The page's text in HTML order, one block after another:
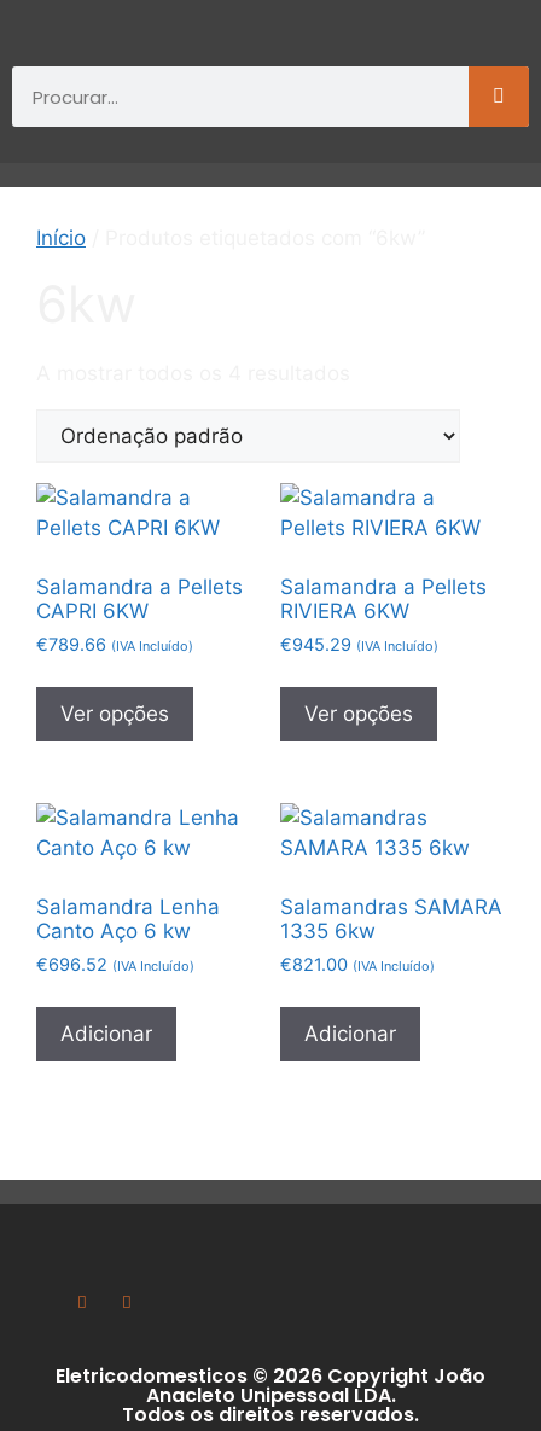
Início
Salamandra a Pellets
CAPRI 6KW
€789.66 (IVA Incluído)
Ver opções
Salamandra a Pellets
RIVIERA 6KW
€945.29 (IVA Incluído)
Ver opções
Salamandra Lenha
Canto Aço 6 kw
€696.52 (IVA Incluído)
Adicionar
Salamandras SAMARA
1335 6kw
€821.00 (IVA Incluído)
Adicionar
Eletricodomesticos © 2026 Copyright João
Anacleto Unipessoal LDA.
Todos os direitos reservados.